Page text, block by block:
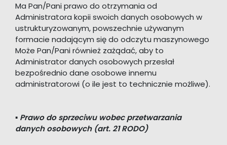
Ma Pan/Pani prawo do otrzymania od
Administratora kopii swoich danych osobowych w
ustrukturyzowanym, powszechnie używanym
formacie nadającym się do odczytu maszynowego
Może Pan/Pani również zażądać, aby to
Administrator danych osobowych przesłał
bezpośrednio dane osobowe innemu
administratorowi (o ile jest to technicznie możliwe).
▪ Prawo do sprzeciwu wobec przetwarzania
danych osobowych (art. 21 RODO)